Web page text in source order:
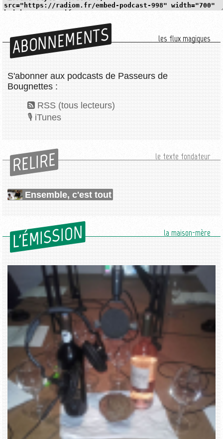
ABONNEMENTS les flux magiques
S'abonner aux podcasts de Passeurs de
Bougnettes :
RSS (tous lecteurs)
iTunes
RELIRE le texte fondateur
Ensemble, c'est tout
L'ÉMISSION la maison-mère